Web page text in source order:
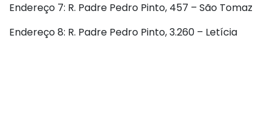
Endereço 7: R. Padre Pedro Pinto, 457 – São Tomaz
Endereço 8: R. Padre Pedro Pinto, 3.260 – Letícia